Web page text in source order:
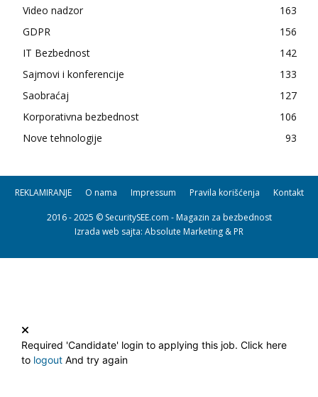
Video nadzor
163
GDPR
156
IT Bezbednost
142
Sajmovi i konferencije
133
Saobraćaj
127
Korporativna bezbednost
106
Nove tehnologije
93
REKLAMIRANJE O nama Impressum Pravila korišćenja Kontakt
2016 - 2025 © SecuritySEE.com - Magazin za bezbednost
Izrada web sajta: Absolute Marketing & PR
Required 'Candidate' login to applying this job. Click here
to logout And try again